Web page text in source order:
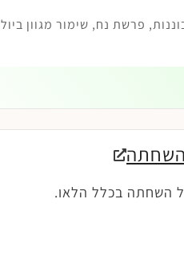
, פרשת נח, שימור מגוון
השחתה
השחתה בכלל הלאו.